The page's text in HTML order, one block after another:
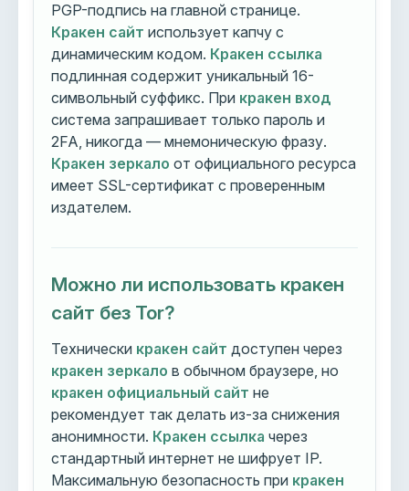
PGP-подпись на главной странице.
Кракен сайт использует капчу с
динамическим кодом. Кракен ссылка
подлинная содержит уникальный 16-
символьный суффикс. При кракен вход
система запрашивает только пароль и
2FA, никогда — мнемоническую фразу.
Кракен зеркало от официального ресурса
имеет SSL-сертификат с проверенным
издателем.
Можно ли использовать кракен
сайт без Tor?
Технически кракен сайт доступен через
кракен зеркало в обычном браузере, но
кракен официальный сайт не
рекомендует так делать из-за снижения
анонимности. Кракен ссылка через
стандартный интернет не шифрует IP.
Максимальную безопасность при кракен